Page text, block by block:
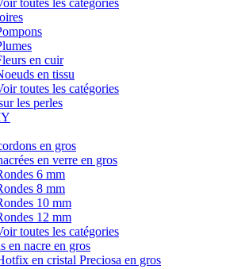
toutes les catégories
en cuir
en tissu
toutes les catégories
les perles
en gros
en verre en gros
6 mm
8 mm
10 mm
12 mm
toutes les catégories
en nacre en gros
en cristal Preciosa en gros